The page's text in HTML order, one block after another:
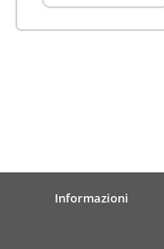
Informazioni